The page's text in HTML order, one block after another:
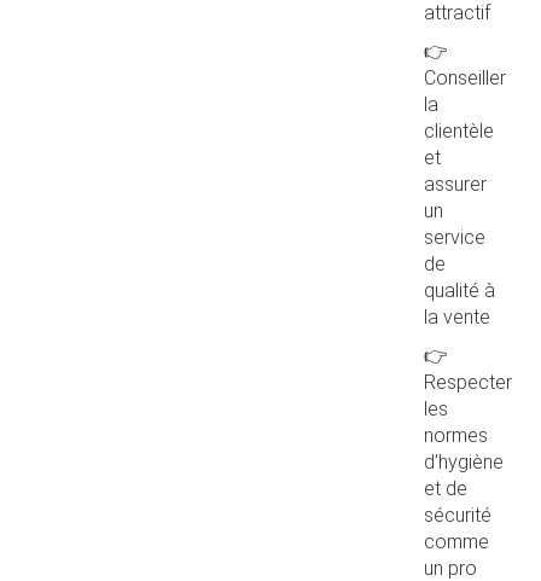
attractif
👉
Conseiller
la
clientèle
et
assurer
un
service
de
qualité à
la vente
👉
Respecter
les
normes
d’hygiène
et de
sécurité
comme
un pro